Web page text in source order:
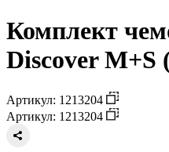
Комплект
Discover M+S
Артикул: 1213204
Артикул: 1213204